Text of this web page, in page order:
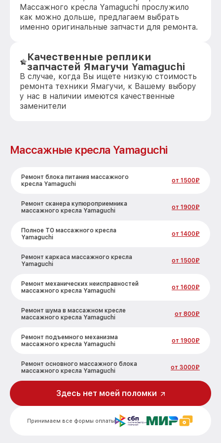
Массажного кресла Yamaguchi прослужило
как можно дольше, предлагаем выбрать
именно оригинальные запчасти для ремонта.
Качественные реплики
запчастей Ямагучи Yamaguchi
В случае, когда Вы ищете низкую стоимость
ремонта техники Ямагучи, к Вашему выбору
у нас в наличии имеются качественные
заменители
Массажные кресла Yamaguchi
Ремонт блока питания массажного
кресла Yamaguchi
от 1500₽
Ремонт сканера купюроприемника
массажного кресла Yamaguchi
от 1900₽
Полное ТО массажного кресла
Yamaguchi
от 1400₽
Ремонт каркаса массажного кресла
Yamaguchi
от 1500₽
Ремонт механических неисправностей
массажного кресла Yamaguchi
от 1600₽
Ремонт шума в массажном кресле
массажного кресла Yamaguchi
от 800₽
Ремонт подъемного механизма
массажного кресла Yamaguchi
от 1900₽
Ремонт основного массажного блока
массажного кресла Yamaguchi
от 3000₽
Замена двигателя подъема/спуска
массажного кресла Yamaguchi
Замена основного двигателя
массажного кресла Yamaguchi
от 5000₽
Принимаем все формы оплаты
Здесь нет моей поломки